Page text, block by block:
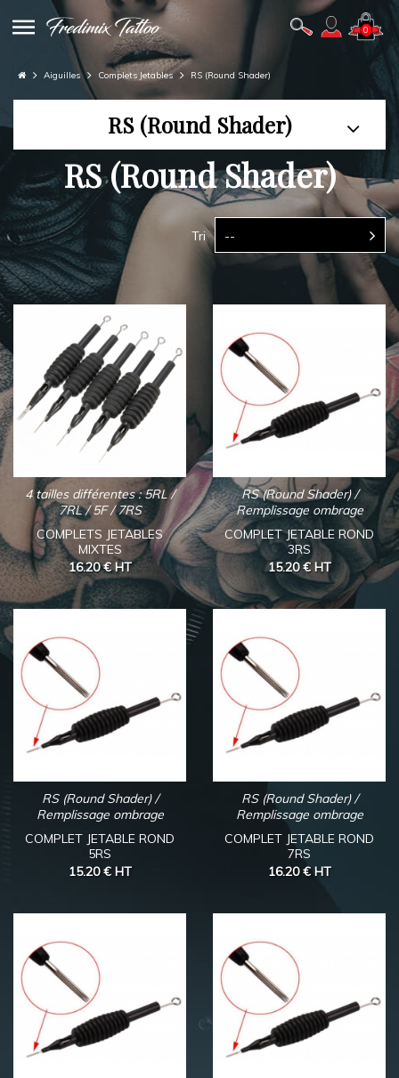
0
Aiguilles Complets Jetables RS (Round Shader)
RS (Round Shader)
RS (Round Shader)
Tri --
4 tailles différentes : 5RL /
7RL / 5F / 7RS
COMPLETS JETABLES
MIXTES
16.20 €HT
RS (Round Shader) /
Remplissage ombrage
COMPLET JETABLE ROND
3RS
15.20 €HT
RS (Round Shader) /
Remplissage ombrage
COMPLET JETABLE ROND
5RS
15.20 € HT
RS (Round Shader) /
Remplissage ombrage
COMPLET JETABLE ROND
7RS
16.20 €HT